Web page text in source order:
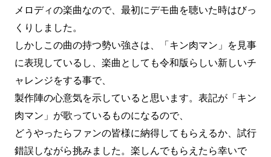
メロディの楽曲なので、最初にデモ曲を聴いた時はびっ
くりしました。
しかしこの曲の持つ勢い強さは、「キン肉マン」を見事
に表現しているし、楽曲としても令和版らしい新しいチ
ャレンジをする事で、
製作陣の心意気を示していると思います。表記が「キン
肉マン」が歌っているものになるので、
どうやったらファンの皆様に納得してもらえるか、試行
錯誤しながら挑みました。楽しんでもらえたら幸いで